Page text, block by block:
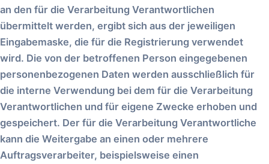
an den für die Verarbeitung Verantwortlichen
übermittelt werden, ergibt sich aus der jeweiligen
Eingabemaske, die für die Registrierung verwendet
wird. Die von der betroffenen Person eingegebenen
personenbezogenen Daten werden ausschließlich für
die interne Verwendung bei dem für die Verarbeitung
Verantwortlichen und für eigene Zwecke erhoben und
gespeichert. Der für die Verarbeitung Verantwortliche
kann die Weitergabe an einen oder mehrere
Auftragsverarbeiter, beispielsweise einen